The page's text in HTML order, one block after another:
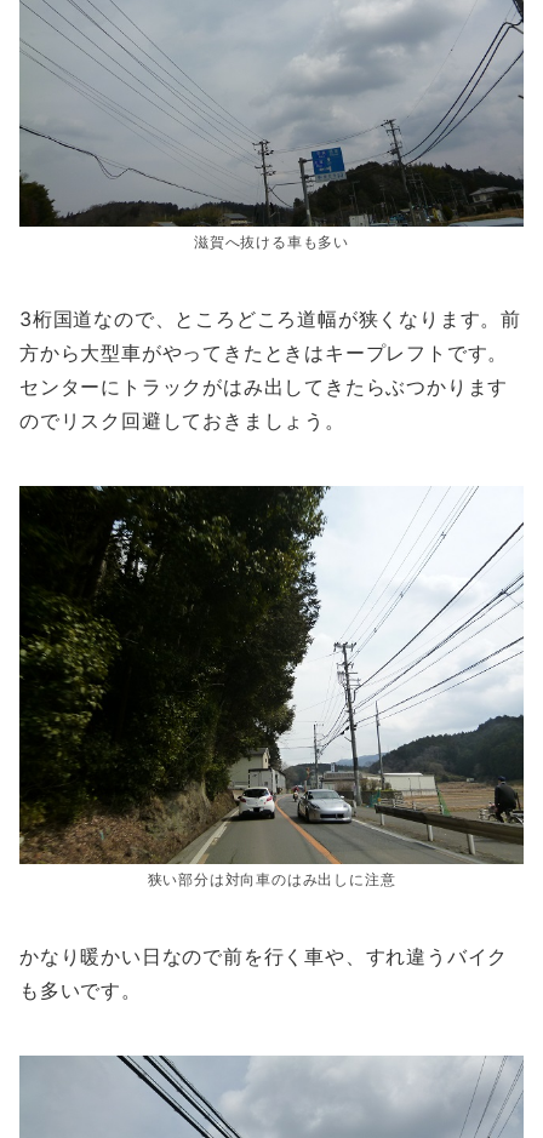
滋賀へ抜ける車も多い
3桁国道なので、ところどころ道幅が狭くなります。前
方から大型車がやってきたときはキープレフトです。
センターにトラックがはみ出してきたらぶつかります
のでリスク回避しておきましょう。
狭い部分は対向車のはみ出しに注意
かなり暖かい日なので前を行く車や、すれ違うバイク
も多いです。